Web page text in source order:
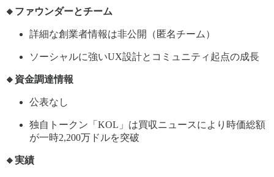
🔸ファウンダーとチーム
詳細な創業者情報は非公開（匿名チーム）
ソーシャルに強いUX設計とコミュニティ起点の成長
🔸資金調達情報
公表なし
独自トークン「KOL」は買収ニュースにより時価総額
が一時2,200万ドルを突破
🔸実績